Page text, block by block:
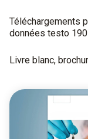
Téléchargements
données testo 190
Livre blanc,